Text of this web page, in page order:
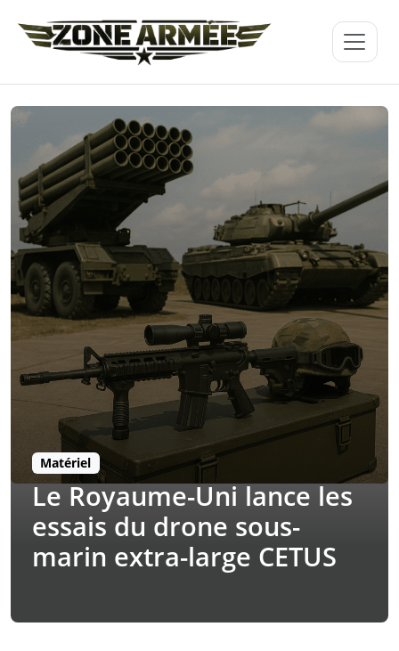
Matériel
Le Royaume-Uni lance les
essais du drone sous-
marin extra-large CETUS